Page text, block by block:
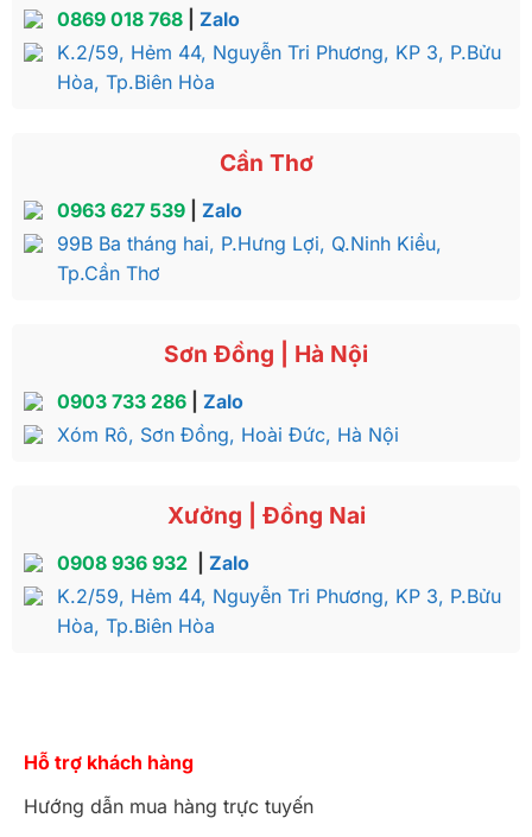
0869 018 768| Zalo
K.2/59, Hẻm 44, Nguyễn Tri Phương, KP 3, P.Bửu
Hòa, Tp.Biên Hòa
Cần Thơ
0963 627 539| Zalo
99B Ba tháng hai, P.Hưng Lợi, Q.Ninh Kiều,
Tp.Cần Thơ
Sơn Đồng | Hà Nội
0903 733 286| Zalo
Xóm Rô, Sơn Đồng, Hoài Đức, Hà Nội
Xưởng | Đồng Nai
0908 936 932
Zalo
K.2/59, Hẻm 44, Nguyễn Tri Phương, KP 3, P.Bửu
Hòa, Tp.Biên Hòa
Hỗ trợ khách hàng
Hướng dẫn mua hàng trực tuyến